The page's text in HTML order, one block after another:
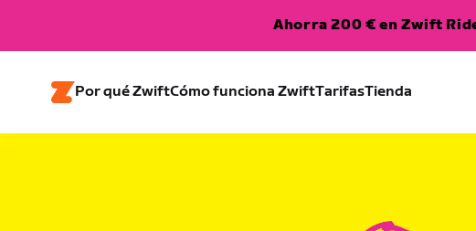
Ahorra 200 € en Zwift Ride
Por qué ZwiftCómo funciona ZwiftTarifasTienda